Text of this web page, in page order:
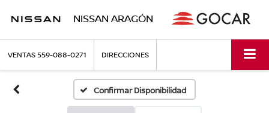
NISSAN ARAGÓN
VENTAS559-088-0271 DIRECCIONES
Confirmar Disponibilidad